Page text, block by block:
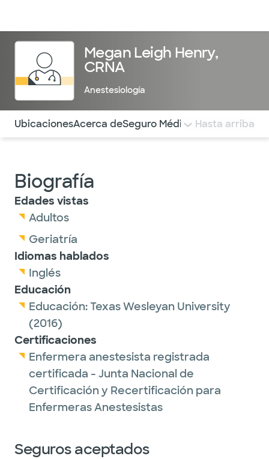
Megan Leigh Henry,
CRNA
Anestesiología
Utilice esta navegación para saltar rápidamente a
UbicacionesAcerca deSeguro Médico COMENTARIOS
Hasta arriba
Biografía
Edades vistas
Adultos
Geriatría
Idiomas hablados
Inglés
Educación
Educación:Texas Wesleyan University
(2016)
Certificaciones
Enfermera anestesista registrada
certificada - Junta Nacional de
Certificación y Recertificación para
Enfermeras Anestesistas
Seguros aceptados